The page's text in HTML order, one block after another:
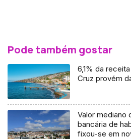
Pode também gostar
6,1% da
Cruz provém
Valor mediano
bancária de
fixou-se em